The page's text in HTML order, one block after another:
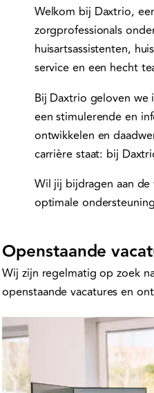
Welkom bij Daxtrio,
zorgprofessionals
huisartsassistenten,
service en een hecht
Bij Daxtrio geloven
een stimulerende en
ontwikkelen en
carrière staat: bij
Wil jij bijdragen aan
optimale
Openstaande
Wij zijn regelmatig op zoek
openstaande vacatures en